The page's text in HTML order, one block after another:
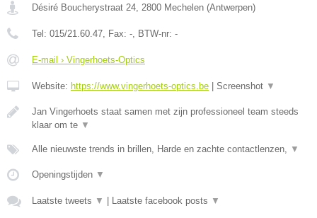
Désiré Boucherystraat 24, 2800 Mechelen (Antwerpen)
Tel: 015/21.60.47, Fax: -, BTW-nr: -
E-mail › Vingerhoets-Optics
Website: https://www.vingerhoets-optics.be Screenshot ▼
Jan Vingerhoets staat samen met zijn professioneel team steeds
klaar om te ▼
Alle nieuwste trends in brillen, Harde en zachte contactlenzen, ▼
Openingstijden ▼
Laatste tweets ▼ Laatste facebook posts ▼